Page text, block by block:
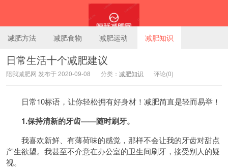
陪我减肥网
减肥方法 减肥食物 减肥运动 减肥知识
日常生活十个减肥建议
陪我减肥网 发布于 2020-09-08 分类： 减肥知识 评论(0)
日常10标语，让你轻松拥有好身材！减肥简直是轻而易举！
1.保持清新的牙齿——随时刷牙。
我喜欢新鲜、有薄荷味的感觉，那样不会让我的牙齿对甜点
产生欲望。我甚至不介意在办公室的卫生间刷牙，接受别人的疑
视。